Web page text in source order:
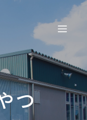
メ
ュ
ー
つ